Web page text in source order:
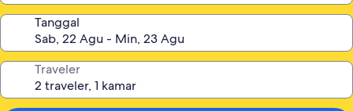
Tanggal
Traveler